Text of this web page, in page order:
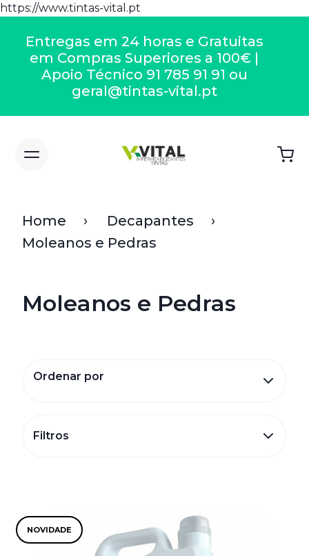
https://www.tintas-vital.pt
Entregas em 24 horas e Gratuitas
em Compras Superiores a 100€ |
Apoio Técnico 91 785 91 91 ou
geral@tintas-vital.pt
Home
Decapantes
Moleanos e Pedras
Moleanos e Pedras
Filtros
Ordenar por
NOVIDADE